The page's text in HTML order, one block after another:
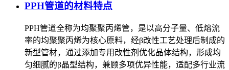
PPH管道的材料特点
PPH管道全称为均聚聚丙烯管，是以高分子量、低熔流
率的均聚聚丙烯为核心原料，经β改性工艺处理后制成的
新型管材，通过添加专用改性剂优化晶体结构，形成均
匀细腻的β晶型结构，兼顾多项优异性能，适配多行业流